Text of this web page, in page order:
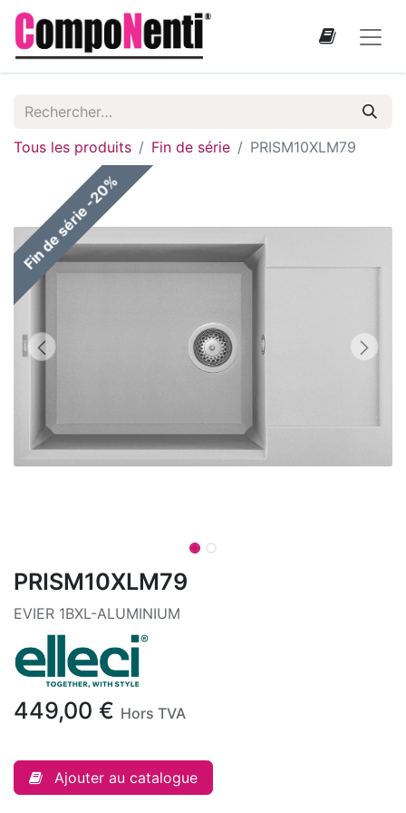
Tous les produits Fin de série PRISM10XLM79
Fin de série -20%
PRISM10XLM79
EVIER 1BXL-ALUMINIUM
449,00 € Hors TVA
Ajouter au catalogue